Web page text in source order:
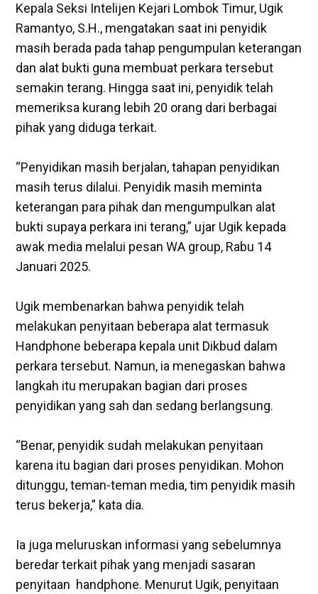
‎Kepala Seksi Intelijen Kejari Lombok Timur, Ugik
Ramantyo, S.H., mengatakan saat ini penyidik
masih berada pada tahap pengumpulan keterangan
dan alat bukti guna membuat perkara tersebut
semakin terang. Hingga saat ini, penyidik telah
memeriksa kurang lebih 20 orang dari berbagai
pihak yang diduga terkait.
‎“Penyidikan masih berjalan, tahapan penyidikan
masih terus dilalui. Penyidik masih meminta
keterangan para pihak dan mengumpulkan alat
bukti supaya perkara ini terang,” ujar Ugik kepada
awak media melalui pesan WA group, Rabu 14
Januari 2025.
‎Ugik membenarkan bahwa penyidik telah
melakukan penyitaan beberapa alat termasuk
Handphone beberapa kepala unit Dikbud dalam
perkara tersebut. Namun, ia menegaskan bahwa
langkah itu merupakan bagian dari proses
penyidikan yang sah dan sedang berlangsung.
‎“Benar, penyidik sudah melakukan penyitaan
karena itu bagian dari proses penyidikan. Mohon
ditunggu, teman-teman media, tim penyidik masih
terus bekerja,” kata dia.
Ia juga meluruskan informasi yang sebelumnya
beredar terkait pihak yang menjadi sasaran
penyitaan handphone. Menurut Ugik, penyitaan